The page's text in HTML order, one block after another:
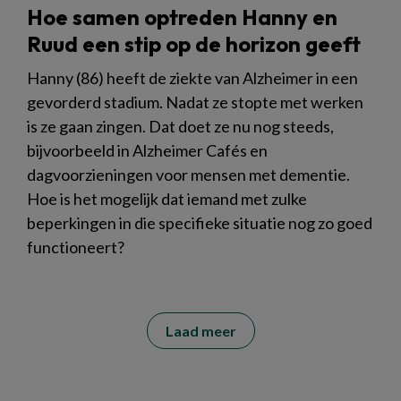
Hoe samen optreden Hanny en
Ruud een stip op de horizon geeft
Hanny (86) heeft de ziekte van Alzheimer in een
gevorderd stadium. Nadat ze stopte met werken
is ze gaan zingen. Dat doet ze nu nog steeds,
bijvoorbeeld in Alzheimer Cafés en
dagvoorzieningen voor mensen met dementie.
Hoe is het mogelijk dat iemand met zulke
beperkingen in die specifieke situatie nog zo goed
functioneert?
Laad meer